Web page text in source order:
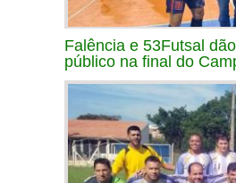
Falência e 53Futsal
público na final do